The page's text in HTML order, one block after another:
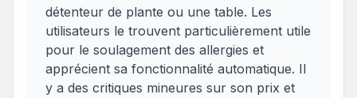
détenteur de plante ou une table. Les
utilisateurs le trouvent particulièrement utile
pour le soulagement des allergies et
apprécient sa fonctionnalité automatique. Il
y a des critiques mineures sur son prix et